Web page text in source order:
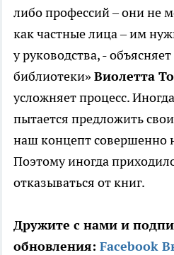
либо профессий – они не
как частные лица – им
у руководства, -
библиотеки» Виолетта
усложняет процесс.
пытается предложить
наш концепт совершенно
Поэтому иногда
отказываться от книг.
Дружите с нами и
обновления: Facebook